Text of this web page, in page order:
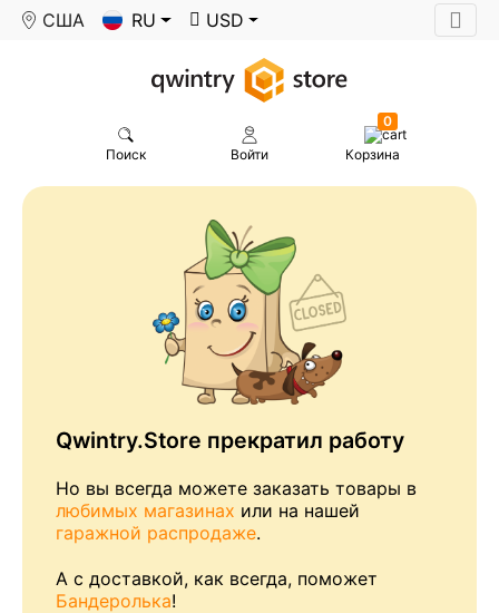
США RU USD
Поиск Войти
0
Корзина
Qwintry.Store прекратил работу
Но вы всегда можете заказать товары в
любимых магазинах или на нашей
гаражной распродаже.
А с доставкой, как всегда, поможет
Бандеролька!